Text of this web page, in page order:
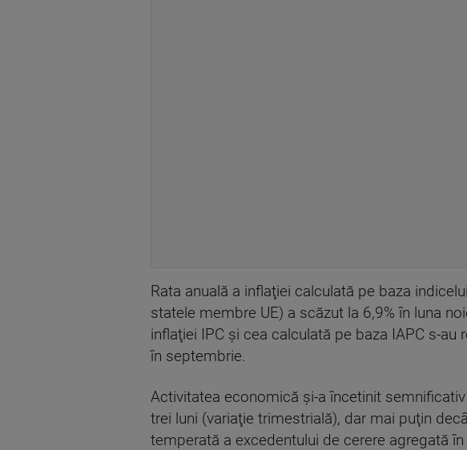
Rata anuală a inflaţiei calculată pe baza
statele membre UE) a scăzut la 6,9% în luna
inflaţiei IPC şi cea calculată pe baza IAPC
în septembrie.
Activitatea economică şi-a încetinit
trei luni (variaţie trimestrială), dar mai puţin
temperată a excedentului de cerere agregată